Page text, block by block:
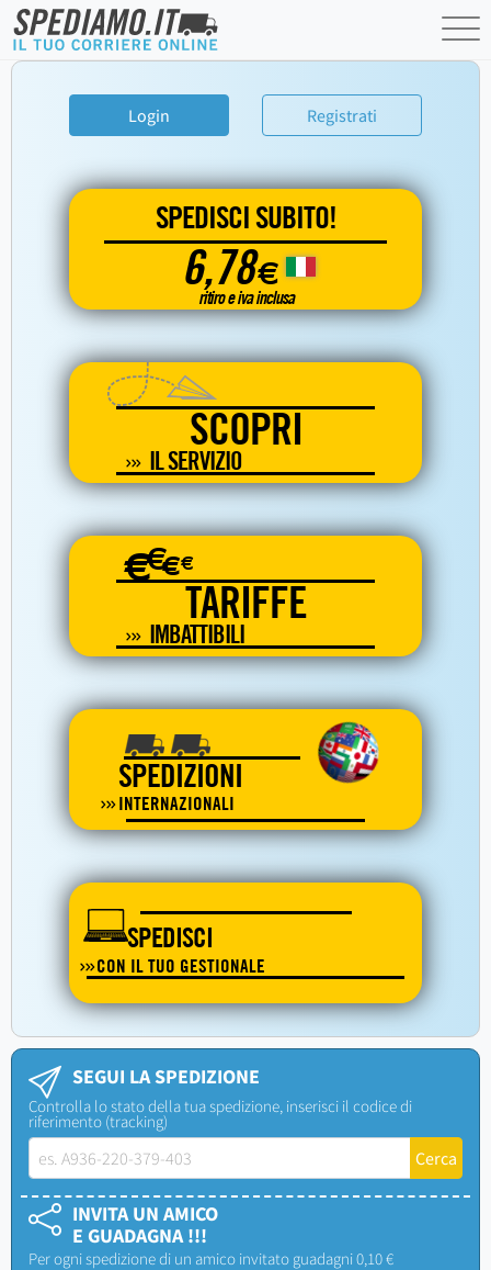
Login Registrati
SPEDISCI SUBITO!
6,78€
ritiro e iva inclusa
SCOPRI
IL SERVIZIO
€€€€
TARIFFE
IMBATTIBILI
SPEDIZIONI
INTERNAZIONALI
SPEDISCI
CON IL TUO GESTIONALE
SEGUI LA SPEDIZIONE
Controlla lo stato della tua spedizione, inserisci il codice di
riferimento (tracking)
INVITA UN AMICO
E GUADAGNA !!!
Per ogni spedizione di un amico invitato guadagni 0,10 €